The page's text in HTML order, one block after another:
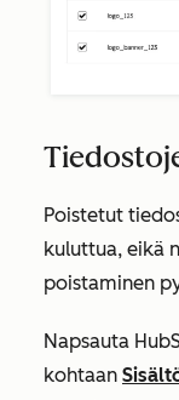
Poistetut
kuluttua, eikä
poistaminen
Napsauta
kohtaan